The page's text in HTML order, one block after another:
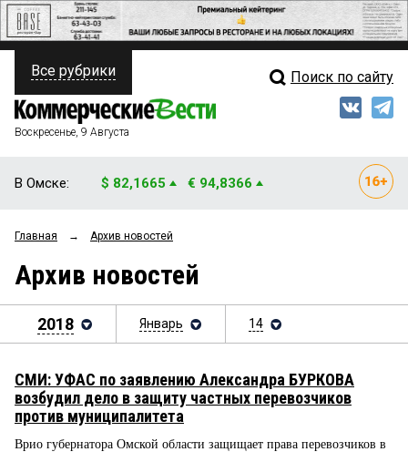
ПОЛИТИКА
ФИНАНСЫ
ОБЩЕСТВО
ЗАКОН
НОВОСТИ КОМПАНИЙ
СТИЛЬ ЖИЗНИ
Свежий выпуск
Блоги
Все рубрики Поиск по сайту
Воскресенье, 9 Августа
В Омске: $ 82,1665 € 94,8366
Главная → Архив новостей
Архив новостей
2018 Январь 14
СМИ: УФАС по заявлению Александра БУРКОВА
возбудил дело в защиту частных перевозчиков
против муниципалитета
Врио губернатора Омской области защищает права перевозчиков в